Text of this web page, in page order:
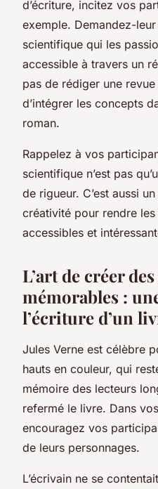
d’écriture, incitez vos
exemple. Demandez-
scientifique qui les
accessible à travers un
pas de rédiger une
d’intégrer les concepts
roman.
Rappelez à vos
scientifique n’est pas
de rigueur. C’est aussi
créativité pour rendre
accessibles et
L’art de créer
mémorables :
l’écriture d’un
Jules Verne est célèbre
hauts en couleur, qui
mémoire des lecteurs
refermé le livre. Dans
encouragez vos
de leurs personnages.
L’écrivain ne se